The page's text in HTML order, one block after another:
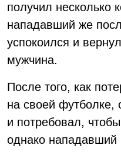
получил несколько
нападавший же
успокоился и
мужчина.
После того, как
на своей
и потребовал,
однако нападавший